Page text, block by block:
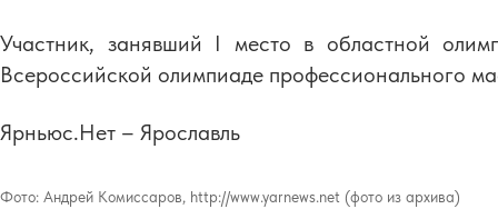
Участник, занявший I место в областной
Всероссийской олимпиаде профессионального
Ярньюс.Нет – Ярославль
Фото: Андрей Комиссаров, http://www.yarnews.net (фото из архива)